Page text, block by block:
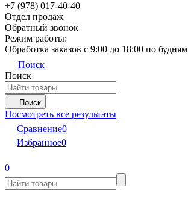
+7 (978) 017-40-40
Отдел продаж
Обратный звонок
Режим работы:
Обработка заказов с 9:00 до 18:00 по будням
Поиск
Поиск
Поиск
Посмотреть все результаты
Сравнение0
Избранное0
0